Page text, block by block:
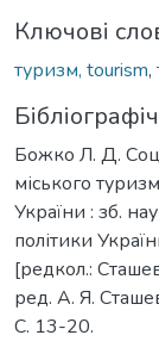
Ключові
туризм, tourism,
Божко Л. Д.
міського
України : зб.
політики
[редкол.:
ред. А. Я.
C. 13-20.